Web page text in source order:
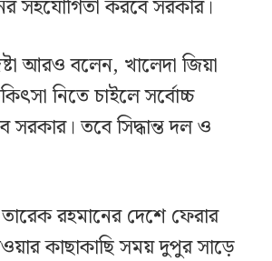
সহযোগিতা করবে সরকার।
আরও বলেন, খালেদা জিয়া
নিতে চাইলে সর্বোচ্চ
সরকার। তবে সিদ্ধান্ত দল ও
তারেক রহমানের দেশে ফেরার
কাছাকাছি সময় দুপুর সাড়ে